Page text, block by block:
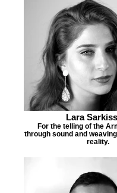
Lara
For the telling of the
through sound and
reality.